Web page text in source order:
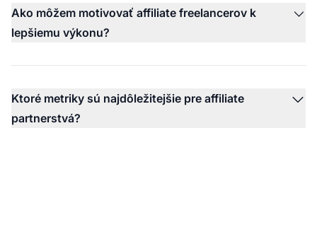
Ako môžem motivovať affiliate freelancerov k
lepšiemu výkonu?
Ktoré metriky sú najdôležitejšie pre affiliate
partnerstvá?